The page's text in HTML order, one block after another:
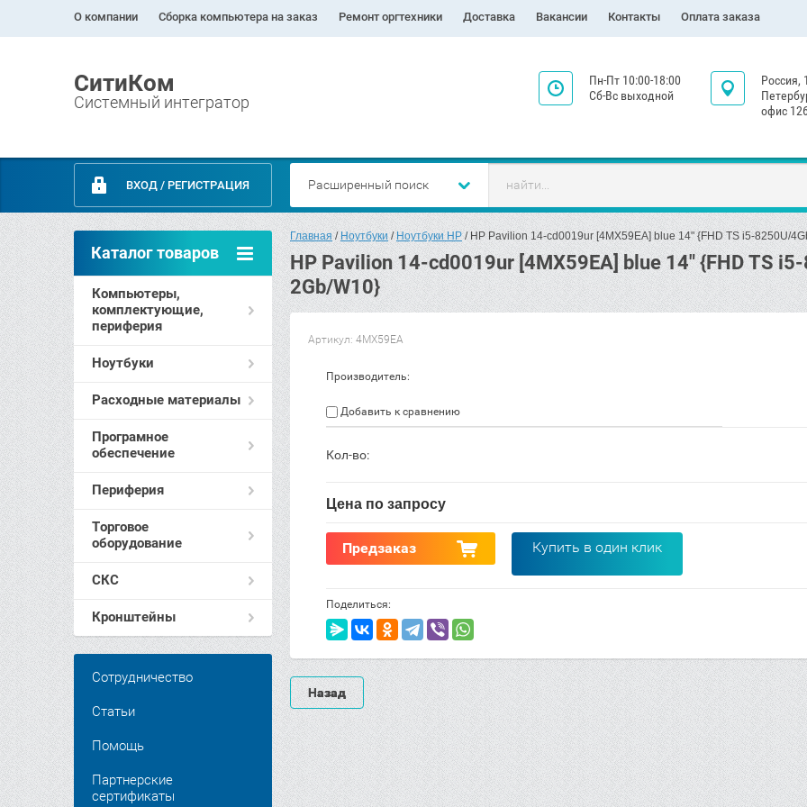
О компании Сборка компьютера на заказ Ремонт оргтехники Доставка Вакансии Контакты Оплата заказа
СитиКом
Системный интегратор
Россия,
офис
Пн-Пт 10:00-18:00
Сб-Вс выходной
ВХОД / РЕГИСТРАЦИЯ Расширенный поиск
Каталог товаров
Компьютеры,
комплектующие,
периферия
Ноутбуки
Расходные материалы
Програмное
обеспечение
Периферия
Торговое
оборудование
СКС
Кронштейны
Сотрудничество
Статьи
Помощь
Партнерские
сертификаты
Главная / Ноутбуки / Ноутбуки HP / HP Pavilion 14-cd0019ur [4MX59EA] blue 14" {FHD TS i5-8250U/
HP Pavilion 14-cd0019ur [4MX59EA] blue 14" {FHD TS
2Gb/W10}
Артикул: 4MX59EA
Производитель:
Добавить к сравнению
Кол-во:
Цена по запросу
Предзаказ Купить в один клик
Поделиться:
Назад